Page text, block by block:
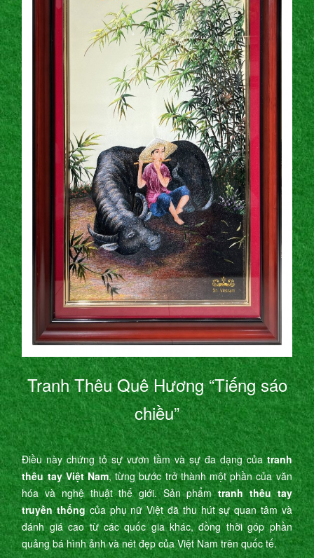
Tranh Thêu Quê Hương “Tiếng sáo
chiều”
Điều này chứng tỏ sự vươn tầm và sự đa dạng củatranh
thêu tay Việt Nam, từng bước trở thành một phần của văn
hóa và nghệ thuật thế giới. Sản phẩmtranh thêu tay
truyền thốngcủa phụ nữ Việt đã thu hút sự quan tâm và
đánh giá cao từ các quốc gia khác, đồng thời góp phần
quảng bá hình ảnh và nét đẹp của Việt Nam trên quốc tế.